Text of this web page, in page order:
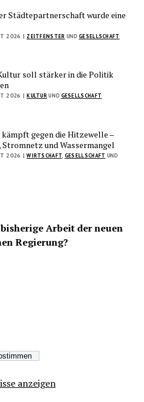
Städtepartnerschaft wurde eine
2026 | ZEITFENSTER UNDGESELLSCHAFT
soll stärker in die Politik
2026 | KULTURUND GESELLSCHAFT
gegen die Hitzewelle –
Stromnetz und Wassermangel
2026 | WIRTSCHAFT GESELLSCHAFT UND
Arbeit der neuen
Regierung?
anzeigen